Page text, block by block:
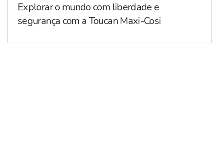
Explorar o mundo com liberdade e
segurança com a Toucan Maxi-Cosi